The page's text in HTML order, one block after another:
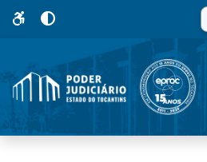
site
5
modo
de
alto